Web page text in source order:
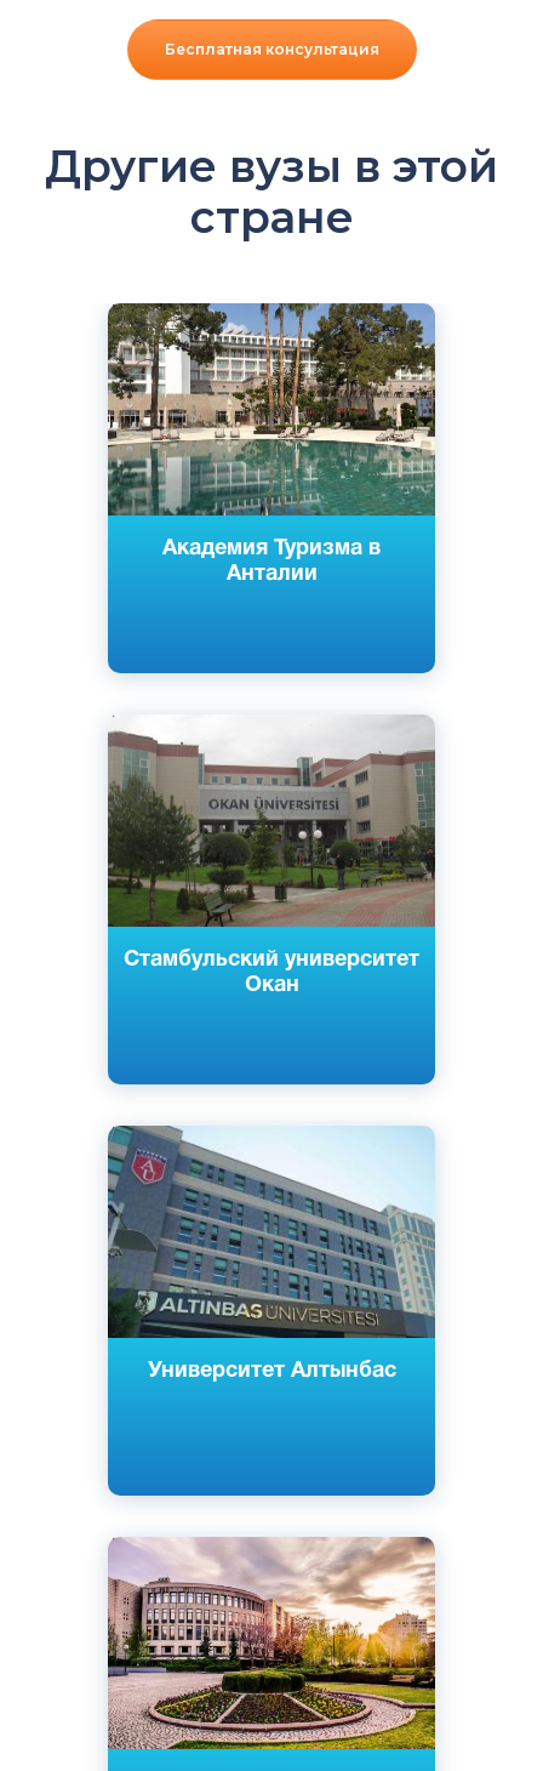
Бесплатная консультация
Другие вузы в этой
стране
Академия Туризма в
Анталии
Английский
Анталья, Турция
Частный
Стамбульский университет
Окан
Турецкий
Стамбул, Турция
Частный
Университет Алтынбас
Английский
Турецкий
Стамбул, Турция
Частный
Английский
Анкара, Турция
Частный